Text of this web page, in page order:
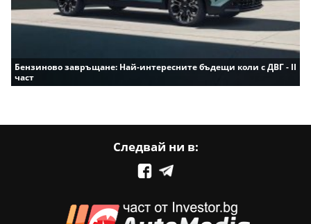
Бензиново завръщане: Най-интересните бъдещи коли с ДВГ - II
част
Следвай ни в: